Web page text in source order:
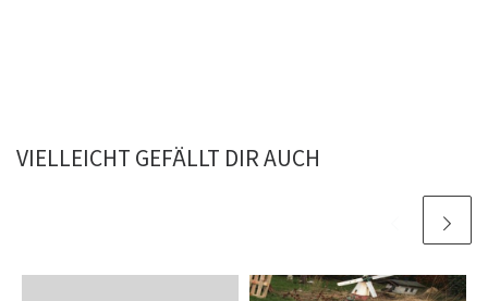
VIELLEICHT GEFÄLLT DIR AUCH